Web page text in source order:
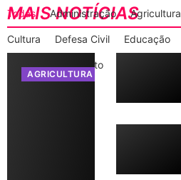
MAIS NOTÍCIAS
Todas Administração Agricultura
Cultura Defesa Civil Educação
Gabinete do Prefeito
AGRICULTURA